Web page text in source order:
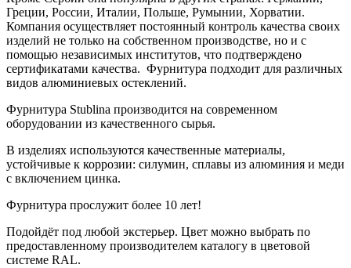
Греции, России, Италии, Польше, Румынии, Хорватии.
Компания осуществляет постоянный контроль качества своих
изделий не только на собственном производстве, но и с
помощью независимых институтов, что подтверждено
сертификатами качества. Фурнитура подходит для различных
видов алюминиевых остеклений.
Фурнитура Stublina производится на современном
оборудовании из качественного сырья.
В изделиях используются качественные материалы,
устойчивые к коррозии: силумин, сплавы из алюминия и меди
с включением цинка.
Фурнитура прослужит более 10 лет!
Подойдёт под любой экстерьер. Цвет можно выбрать по
предоставленному производителем каталогу в цветовой
системе RAL.